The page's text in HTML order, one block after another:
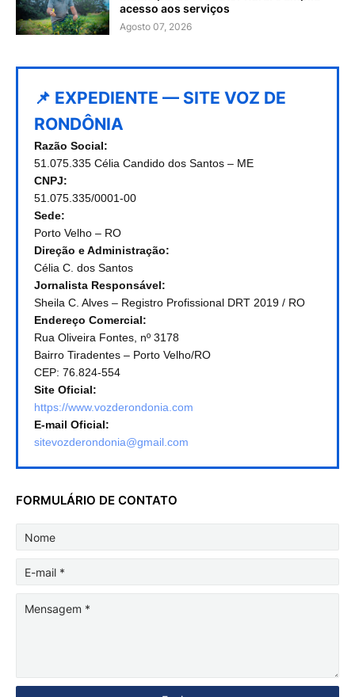
acesso aos serviços
Agosto 07, 2026
📌 EXPEDIENTE — SITE VOZ DE
RONDÔNIA
Razão Social:
51.075.335 Célia Candido dos Santos – ME
CNPJ:
51.075.335/0001-00
Sede:
Porto Velho – RO
Direção e Administração:
Célia C. dos Santos
Jornalista Responsável:
Sheila C. Alves – Registro Profissional DRT 2019 / RO
Endereço Comercial:
Rua Oliveira Fontes, nº 3178
Bairro Tiradentes – Porto Velho/RO
CEP: 76.824-554
Site Oficial:
https://www.vozderondonia.com
E-mail Oficial:
sitevozderondonia@gmail.com
FORMULÁRIO DE CONTATO